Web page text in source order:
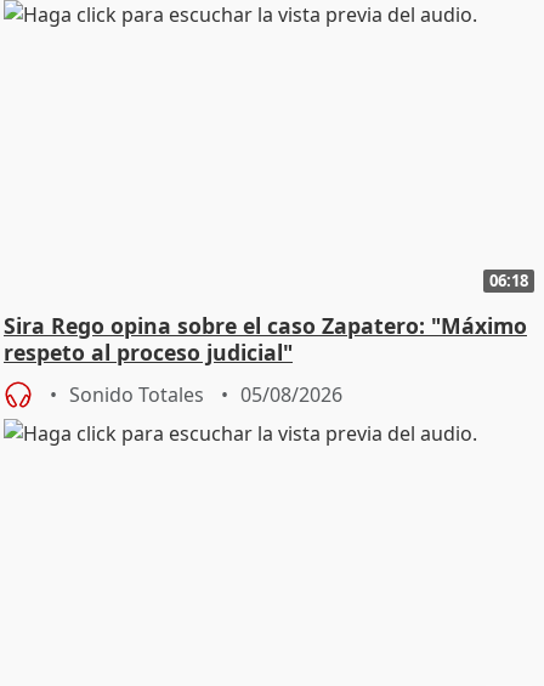
06:18
Sira Rego opina sobre el caso Zapatero: "Máximo
respeto al proceso judicial"
Sonido Totales 05/08/2026